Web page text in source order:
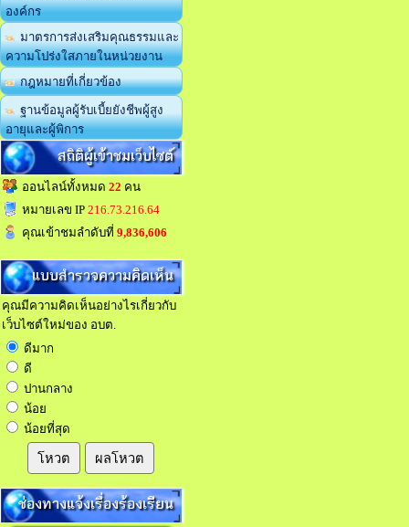
องค์กร
มาตรการส่งเสริมคุณธรรมและ
ความโปร่งใสภายในหน่วยงาน
กฎหมายที่เกี่ยวข้อง
ฐานข้อมูลผู้รับเบี้ยยังชีพผู้สูง
อายุและผู้พิการ
สถิติผู้เข้าชมเว็บไซต์
ออนไลน์ทั้งหมด 22 คน
หมายเลข IP 216.73.216.64
คุณเข้าชมลำดับที่ 9,836,606
แบบสำรวจความคิดเห็น
คุณมีความคิดเห็นอย่างไรเกี่ยวกับ
เว็บไซต์ใหม่ของ อบต.
ดีมาก
ดี
ปานกลาง
น้อย
น้อยที่สุด
โหวต ผลโหวต
ช่องทางแจ้งเรื่องร้องเรียน